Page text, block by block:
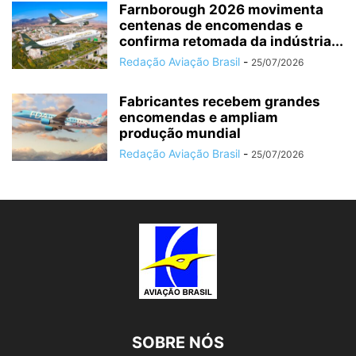
Farnborough 2026 movimenta
centenas de encomendas e
confirma retomada da indústria...
Redação Aviação Brasil - 25/07/2026
Fabricantes recebem grandes
encomendas e ampliam
produção mundial
Redação Aviação Brasil - 25/07/2026
SOBRE NÓS